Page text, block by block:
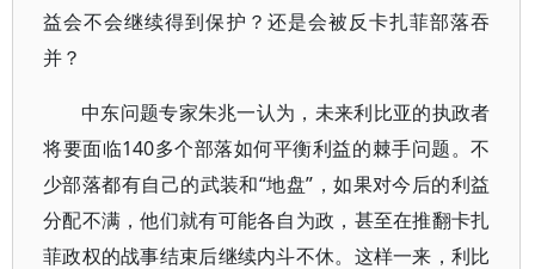
益会不会继续得到保护？还是会被反卡扎菲部落吞
并？
中东问题专家朱兆一认为，未来利比亚的执政者
将要面临140多个部落如何平衡利益的棘手问题。不
少部落都有自己的武装和“地盘”，如果对今后的利益
分配不满，他们就有可能各自为政，甚至在推翻卡扎
菲政权的战事结束后继续内斗不休。这样一来，利比